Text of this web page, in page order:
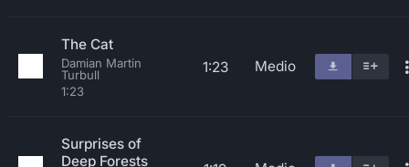
The Cat
Damian Martin
Turbull
1:23
1:23 Medio
Surprises of
Deep Forests